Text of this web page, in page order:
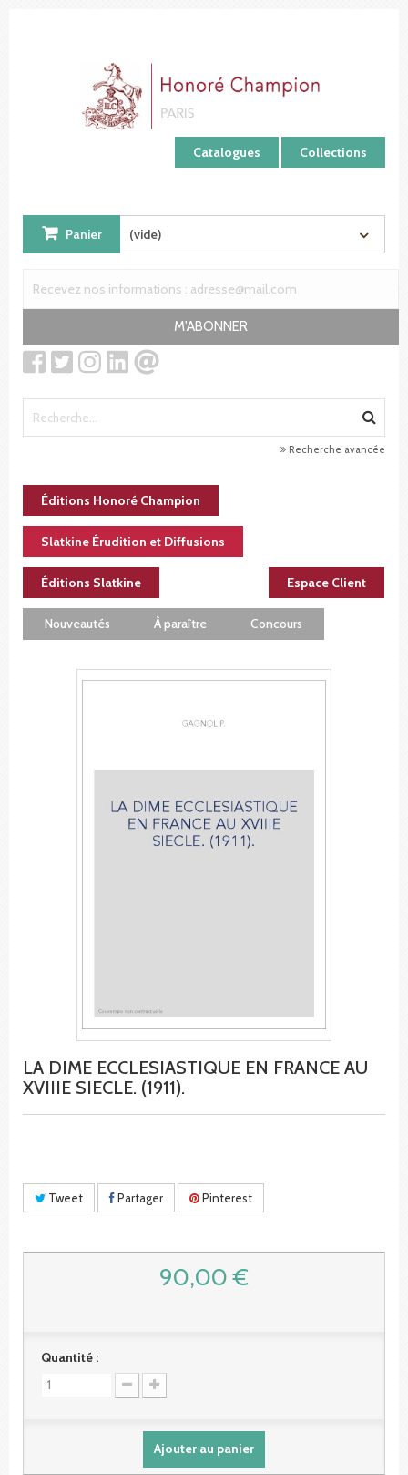
Catalogues Collections
Panier (vide)
M'ABONNER
Recherche avancée
Éditions Honoré Champion
Slatkine Érudition et Diffusions
Éditions Slatkine Espace Client
Nouveautés À paraître Concours
LA DIME ECCLESIASTIQUE EN FRANCE AU
XVIIIE SIECLE. (1911).
Tweet Partager Pinterest
90,00 €
Quantité :
Ajouter au panier